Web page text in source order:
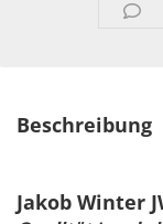
Beschreibung
Jakob Winter